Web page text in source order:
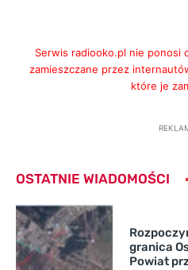
Serwis radiooko.pl nie ponosi
zamieszczane przez
które je
OSTATNIE WIADOMOŚCI
granica
Powiat